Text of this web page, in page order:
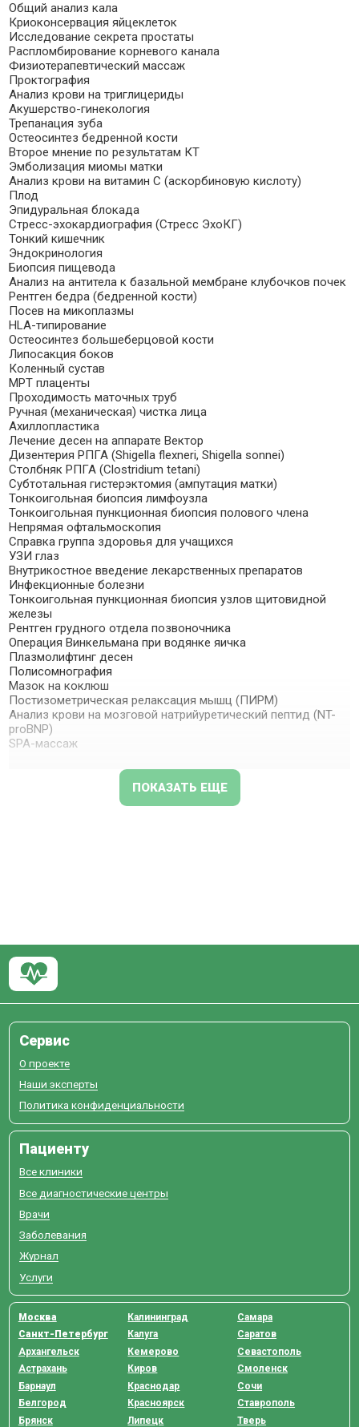
Общий анализ кала
Криоконсервация яйцеклеток
Исследование секрета простаты
Распломбирование корневого канала
Физиотерапевтический массаж
Проктография
Анализ крови на триглицериды
Акушерство-гинекология
Трепанация зуба
Остеосинтез бедренной кости
Второе мнение по результатам КТ
Эмболизация миомы матки
Анализ крови на витамин C (аскорбиновую кислоту)
Плод
Эпидуральная блокада
Стресс-эхокардиография (Стресс ЭхоКГ)
Тонкий кишечник
Эндокринология
Биопсия пищевода
Анализ на антитела к базальной мембране клубочков почек
Рентген бедра (бедренной кости)
Посев на микоплазмы
HLA-типирование
Остеосинтез большеберцовой кости
Липосакция боков
Коленный сустав
МРТ плаценты
Проходимость маточных труб
Ручная (механическая) чистка лица
Ахиллопластика
Лечение десен на аппарате Вектор
Дизентерия РПГА (Shigella flexneri, Shigella sonnei)
Столбняк РПГА (Clostridium tetani)
Субтотальная гистерэктомия (ампутация матки)
Тонкоигольная биопсия лимфоузла
Тонкоигольная пункционная биопсия полового члена
Непрямая офтальмоскопия
Справка группа здоровья для учащихся
УЗИ глаз
Внутрикостное введение лекарственных препаратов
Инфекционные болезни
Тонкоигольная пункционная биопсия узлов щитовидной
железы
Рентген грудного отдела позвоночника
Операция Винкельмана при водянке яичка
Плазмолифтинг десен
Полисомнография
Мазок на коклюш
Постизометрическая релаксация мышц (ПИРМ)
Анализ крови на мозговой натрийуретический пептид (NT-
proBNP)
SPA-массаж
ПОКАЗАТЬ ЕЩЕ
Сервис
О проекте
Наши эксперты
Политика конфиденциальности
Пациенту
Все клиники
Все диагностические центры
Врачи
Заболевания
Журнал
Услуги
Москва
Санкт-Петербург
Архангельск
Астрахань
Барнаул
Белгород
Брянск
Калининград
Калуга
Кемерово
Киров
Краснодар
Красноярск
Липецк
Самара
Саратов
Севастополь
Смоленск
Сочи
Ставрополь
Тверь